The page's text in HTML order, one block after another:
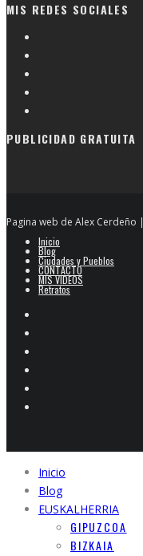
categorias
MIS REDES SOCIALES
PUBLICIDAD GRATUITA
Pagina web de Alex
Inicio
Blog
Ciudades y Pueblos
CONTACTO
MIS VIDEOS
Retratos
Inicio
Blog
EUSKALHERRIA
GIPUZCOA
BIZKAIA